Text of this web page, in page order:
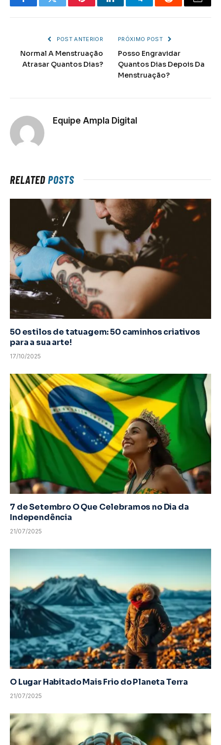
FacebookTwitter PinterestLinkedInTelegramReddit Email
POST ANTERIOR
Normal A Menstruação
Atrasar Quantos Dias?
PRÓXIMO POST
Posso Engravidar
Quantos Dias Depois Da
Menstruação?
Equipe Ampla Digital
RELATEDPOSTS
50 estilos de tatuagem: 50 caminhos criativos
para a sua arte!
17/10/2025
7 de Setembro O Que Celebramos no Dia da
Independência
21/07/2025
O Lugar Habitado Mais Frio do Planeta Terra
21/07/2025